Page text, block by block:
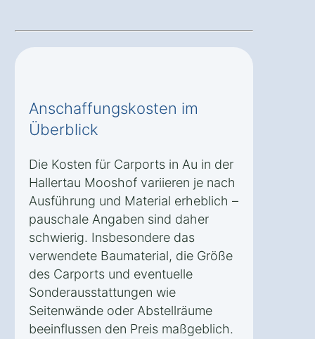
Anschaffungskosten im
Überblick
Die Kosten für Carports in Au in der
Hallertau Mooshof variieren je nach
Ausführung und Material erheblich –
pauschale Angaben sind daher
schwierig. Insbesondere das
verwendete Baumaterial, die Größe
des Carports und eventuelle
Sonderausstattungen wie
Seitenwände oder Abstellräume
beeinflussen den Preis maßgeblich.